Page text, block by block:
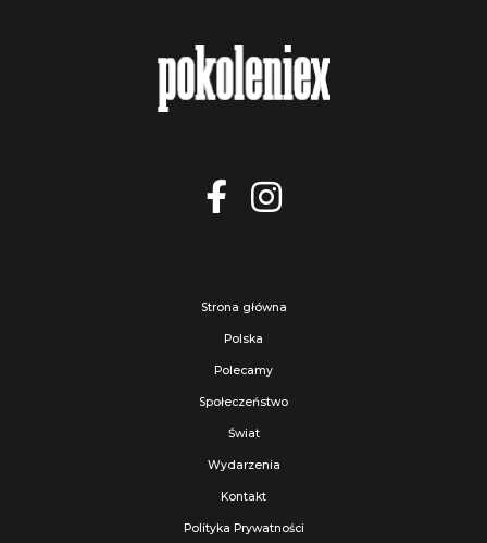
Strona główna
Polska
Polecamy
Społeczeństwo
Świat
Wydarzenia
Kontakt
Polityka Prywatności